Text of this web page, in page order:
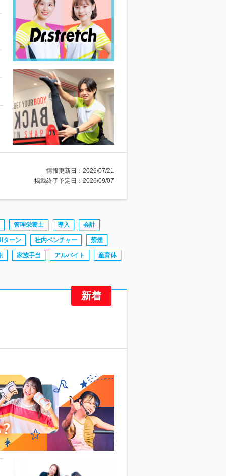
情報更新日：2026/07/21
掲載終了予定日：2026/09/07
管理栄養士 導入 会計
ターン 社内ベンチャー 禁煙
家族手当 アルバイト 産育休